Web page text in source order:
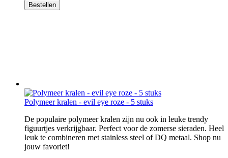
Bestellen
Polymeer kralen - evil eye roze - 5 stuks
De populaire polymeer kralen zijn nu ook in leuke trendy
figuurtjes verkrijgbaar. Perfect voor de zomerse sieraden. Heel
leuk te combineren met stainless steel of DQ metaal. Shop nu
jouw favoriet!